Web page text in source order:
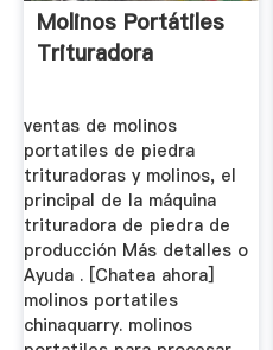
Molinos Portátiles
Trituradora
ventas de molinos
portatiles de piedra
trituradoras y molinos, el
principal de la máquina
trituradora de piedra de
producción Más detalles o
Ayuda . [Chatea ahora]
molinos portatiles
chinaquarry. molinos